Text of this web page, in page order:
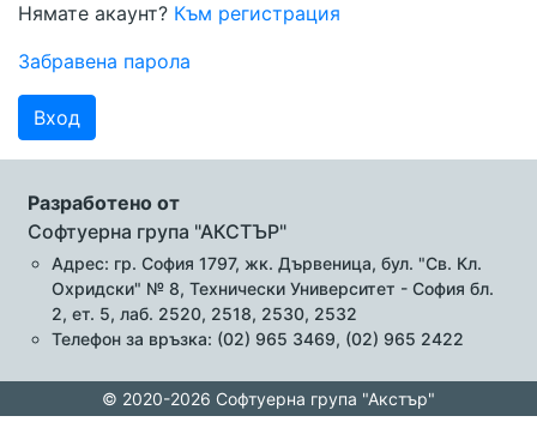
Нямате акаунт? Към регистрация
Забравена парола
Вход
Разработено от
Софтуерна група "АКСТЪР"
Адрес: гр. София 1797, жк. Дървеница, бул. "Св. Кл.
Охридски" № 8, Технически Университет - София бл.
2, ет. 5, лаб. 2520, 2518, 2530, 2532
Телефон за връзка: (02) 965 3469, (02) 965 2422
© 2020-2026 Софтуерна група "Акстър"